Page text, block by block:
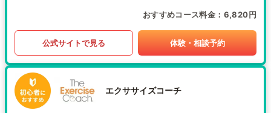
おすすめコース料金 6,820円
公式サイトで見る 体験・相談予約
エクササイズコーチ